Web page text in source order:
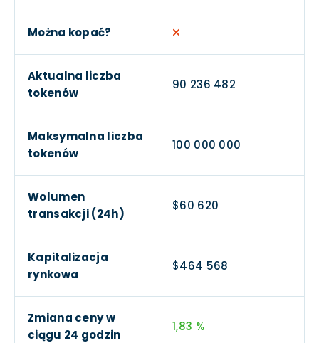
Można kopać?
Aktualna liczba
tokenów
90 236 482
Maksymalna liczba
tokenów
100 000 000
Wolumen
transakcji (24h)
$60 620
Kapitalizacja
rynkowa
$464 568
Zmiana ceny w
ciągu 24 godzin
1,83 %